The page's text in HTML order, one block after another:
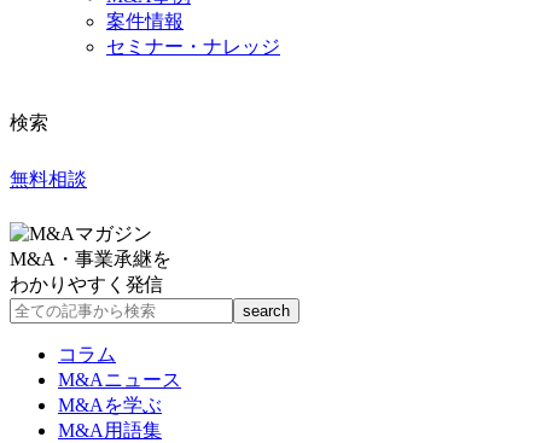
案件情報
セミナー・ナレッジ
検索
無料相談
M&A・事業承継を
わかりやすく発信
コラム
M&Aニュース
M&Aを学ぶ
M&A用語集